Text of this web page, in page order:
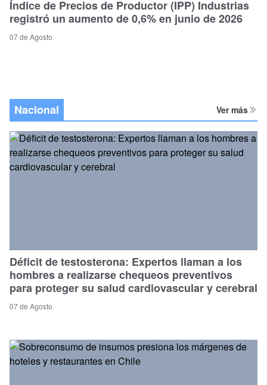
Índice de Precios de Productor (IPP) Industrias
registró un aumento de 0,6% en junio de 2026
07 de Agosto
Nacional Ver más
Déficit de testosterona: Expertos llaman a los
hombres a realizarse chequeos preventivos
para proteger su salud cardiovascular y cerebral
07 de Agosto